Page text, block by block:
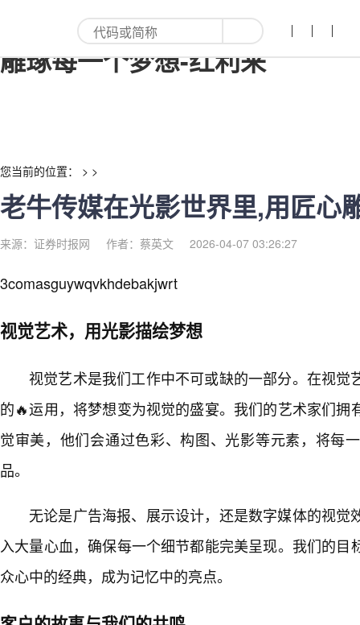
老牛传媒在光影世界里,用匠心
雕琢每一个梦想-红利来
您当前的位置： > >
老牛传媒在光影世界里,用匠心
来源：证券时报网 作者：蔡英文 2026-04-07 03:26:27
3comasguywqvkhdebakjwrt
视觉艺术，用光影描绘梦想
视觉艺术是我们工作中不可或缺的一部分。在视觉
的🔥运用，将梦想变为视觉的盛宴。我们的艺术家们拥
觉审美，他们会通过色彩、构图、光影等元素，将每
品。
无论是广告海报、展示设计，还是数字媒体的视觉
入大量心血，确保每一个细节都能完美呈现。我们的目
众心中的经典，成为记忆中的亮点。